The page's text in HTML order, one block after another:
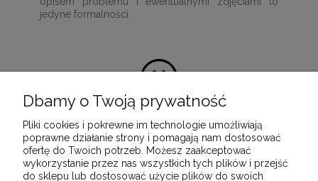
jedyne formalności.
100% satysfakcji z zakupu
Ponieważ naszą misją jest dostarczenie
wartościowych i wysokiej jakości produktów, które
Dbamy o Twoją prywatność
Pliki cookies i pokrewne im technologie umożliwiają
poprawne działanie strony i pomagają nam dostosować
ofertę do Twoich potrzeb. Możesz zaakceptować
wykorzystanie przez nas wszystkich tych plików i przejść
do sklepu lub dostosować użycie plików do swoich